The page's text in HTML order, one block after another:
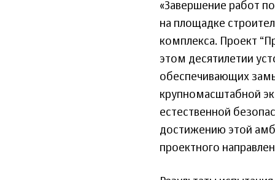
«Завершение работ
на площадке
комплекса. Проект
этом десятилетии
обеспечивающих
крупномасштабной
естественной
достижению этой
проектного